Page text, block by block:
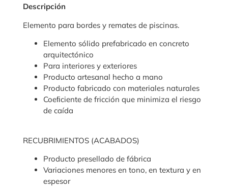
Descripción
Elemento para bordes y remates de piscinas.
Elemento sólido prefabricado en concreto
arquitectónico
Para interiores y exteriores
Producto artesanal hecho a mano
Producto fabricado con materiales naturales
Coeﬁciente de fricción que minimiza el riesgo
de caída
RECUBRIMIENTOS (ACABADOS)
Producto presellado de fábrica
Variaciones menores en tono, en textura y en
espesor